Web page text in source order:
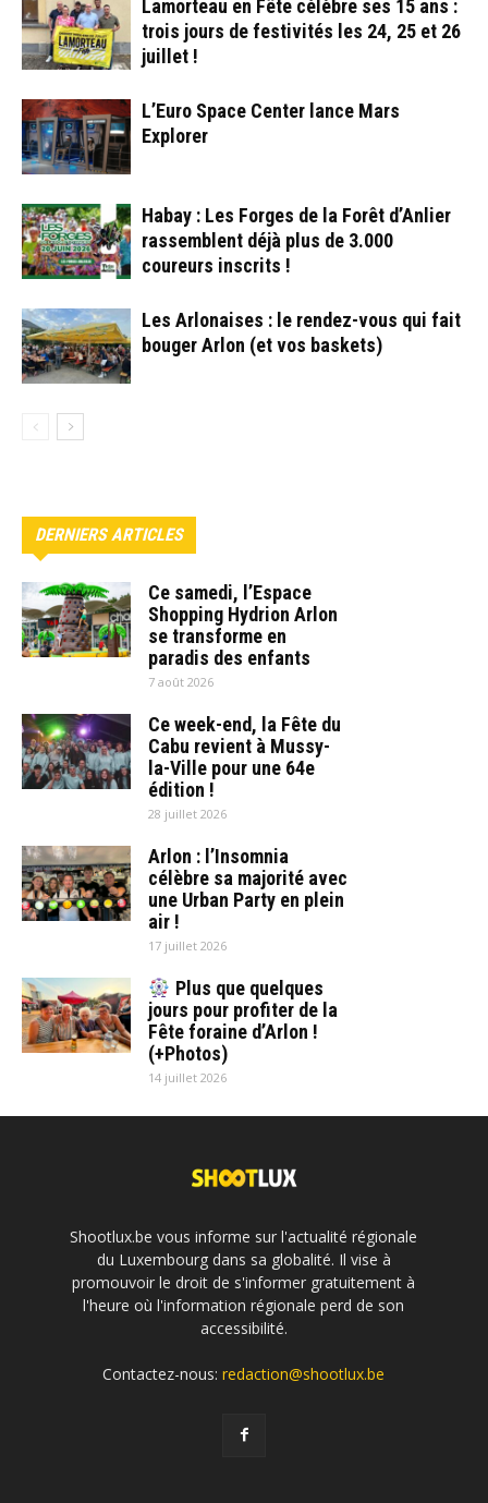
Lamorteau en Fête célèbre ses 15 ans :
trois jours de festivités les 24, 25 et 26
juillet !
L’Euro Space Center lance Mars
Explorer
Habay : Les Forges de la Forêt d’Anlier
rassemblent déjà plus de 3.000
coureurs inscrits !
Les Arlonaises : le rendez-vous qui fait
bouger Arlon (et vos baskets)
DERNIERS ARTICLES
Ce samedi, l’Espace
Shopping Hydrion Arlon
se transforme en
paradis des enfants
7 août 2026
Ce week-end, la Fête du
Cabu revient à Mussy-
la-Ville pour une 64e
édition !
28 juillet 2026
Arlon : l’Insomnia
célèbre sa majorité avec
une Urban Party en plein
air !
17 juillet 2026
Plus que quelques
jours pour profiter de la
Fête foraine d’Arlon !
(+Photos)
14 juillet 2026
Shootlux.be vous informe sur l'actualité régionale
du Luxembourg dans sa globalité. Il vise à
promouvoir le droit de s'informer gratuitement à
l'heure où l'information régionale perd de son
accessibilité.
Contactez-nous:redaction@shootlux.be